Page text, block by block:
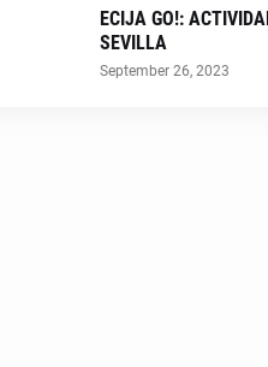
ECIJA GO!:
SEVILLA
September 26, 2023